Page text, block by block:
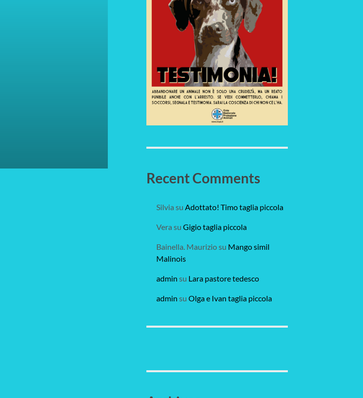
Recent Comments
Silvia su Adottato! Timo taglia piccola
Vera su Gigio taglia piccola
Bainella. Mauriziosu Mango simil
Malinois
admin su Lara pastore tedesco
admin su Olga e Ivan taglia piccola